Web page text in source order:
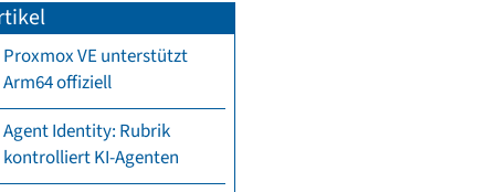
Proxmox VE unterstützt
Arm64 offiziell
Agent Identity: Rubrik
kontrolliert KI-Agenten